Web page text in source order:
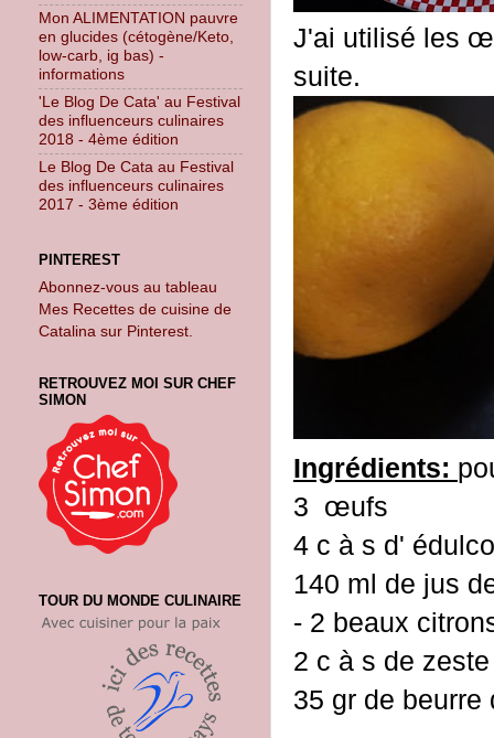
J'ai utilisé les
suite.
Ingrédients:
3 œufs
4 c à s d'
140 ml de jus
- 2 beaux
2 c à s de
35 gr de beurre
Mon ALIMENTATION pauvre
en glucides (cétogène/Keto,
low-carb, ig bas) -
informations
'Le Blog De Cata' au Festival
des influenceurs culinaires
2018 - 4ème édition
Le Blog De Cata au Festival
des influenceurs culinaires
2017 - 3ème édition
PINTEREST
Abonnez-vous au tableau
Mes Recettes de cuisine de
Catalina sur Pinterest.
RETROUVEZ MOI SUR CHEF
SIMON
TOUR DU MONDE CULINAIRE